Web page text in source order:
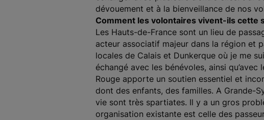
dévouement et à la bienveillance de nos
Comment les volontaires vivent-ils cette
Les Hauts-de-France sont un lieu de
acteur associatif majeur dans la région et
locales de Calais et Dunkerque où je me
échangé avec les bénévoles, ainsi
Rouge apporte un soutien essentiel et
dont des enfants, des familles. A Grande-
vie sont très spartiates. Il y a un gros
organisation existante est celle des